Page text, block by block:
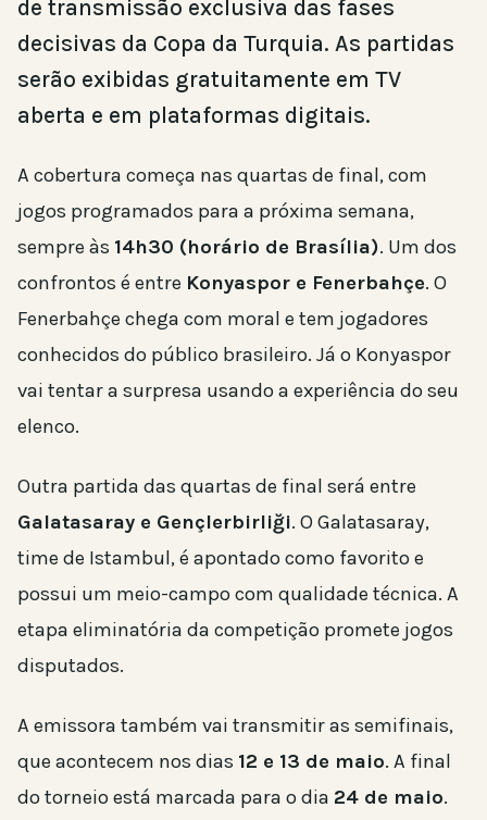
de transmissão exclusiva das fases
decisivas da Copa da Turquia. As partidas
serão exibidas gratuitamente em TV
aberta e em plataformas digitais.
A cobertura começa nas quartas de final, com
jogos programados para a próxima semana,
sempre às 14h30 (horário de Brasília). Um dos
confrontos é entre Konyaspor e Fenerbahçe. O
Fenerbahçe chega com moral e tem jogadores
conhecidos do público brasileiro. Já o Konyaspor
vai tentar a surpresa usando a experiência do seu
elenco.
Outra partida das quartas de final será entre
Galatasaray e Gençlerbirliği. O Galatasaray,
time de Istambul, é apontado como favorito e
possui um meio-campo com qualidade técnica. A
etapa eliminatória da competição promete jogos
disputados.
A emissora também vai transmitir as semifinais,
que acontecem nos dias 12 e 13 de maio. A final
do torneio está marcada para o dia 24 de maio.